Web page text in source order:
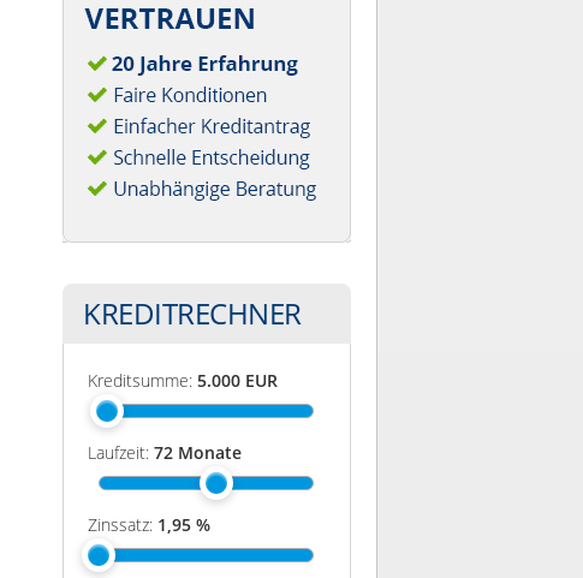
KREDITRECHNER
Kreditsumme: 5.000 EUR
Laufzeit: 72 Monate
Zinssatz: 1,95 %